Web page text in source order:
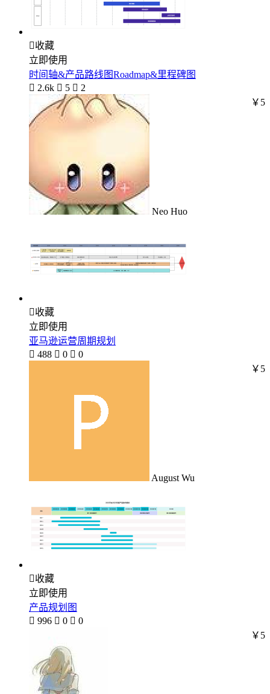
收藏
立即使用
时间轴&产品路线图Roadmap&里程碑图
 2.6k  5  2
Neo Huo
￥5
收藏
立即使用
亚马逊运营周期规划
 488  0  0
August Wu
￥5
收藏
立即使用
产品规划图
 996  0  0
￥5